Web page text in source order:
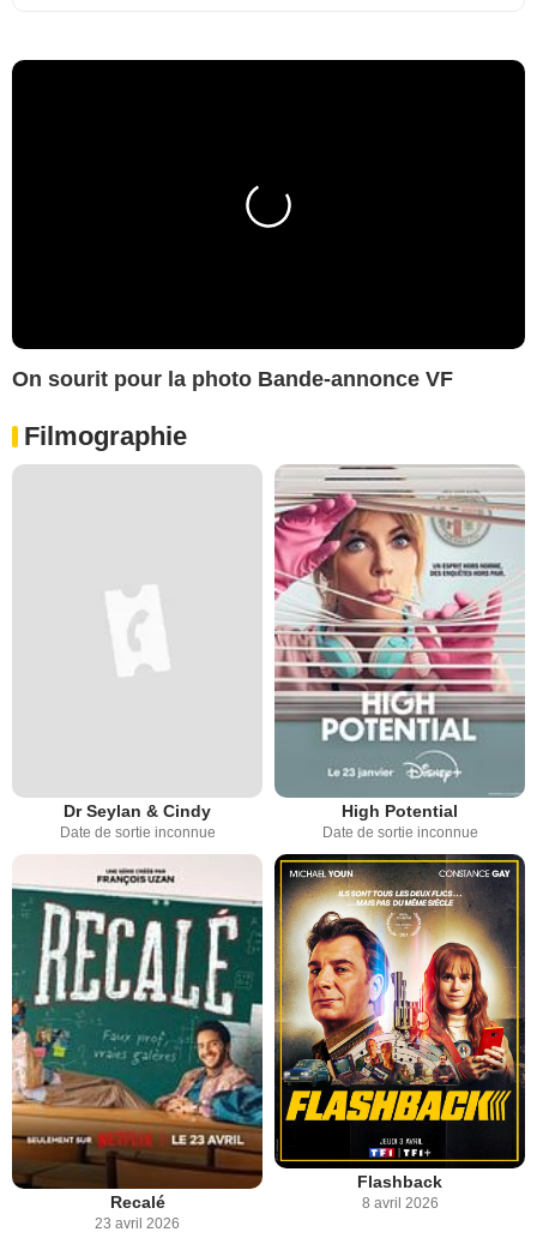
On sourit pour la photo Bande-annonce VF
Filmographie
Dr Seylan & Cindy
Date de sortie inconnue
High Potential
Date de sortie inconnue
Recalé
23 avril 2026
Flashback
8 avril 2026